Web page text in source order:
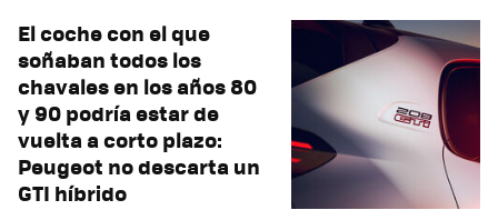
El coche con el que
soñaban todos los
chavales en los años 80
y 90 podría estar de
vuelta a corto plazo:
Peugeot no descarta un
GTI híbrido